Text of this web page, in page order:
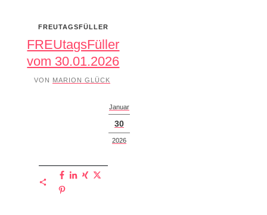
FREUTAGSFÜLLER
FREUtagsFüller
vom 30.01.2026
VON MARION GLÜCK
Januar
30
2026